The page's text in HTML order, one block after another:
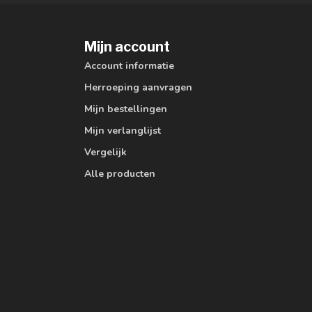
Mijn account
Account informatie
Herroeping aanvragen
Mijn bestellingen
Mijn verlanglijst
Vergelijk
Alle producten